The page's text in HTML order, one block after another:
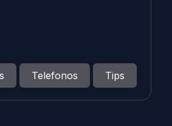
Telefonos Tips